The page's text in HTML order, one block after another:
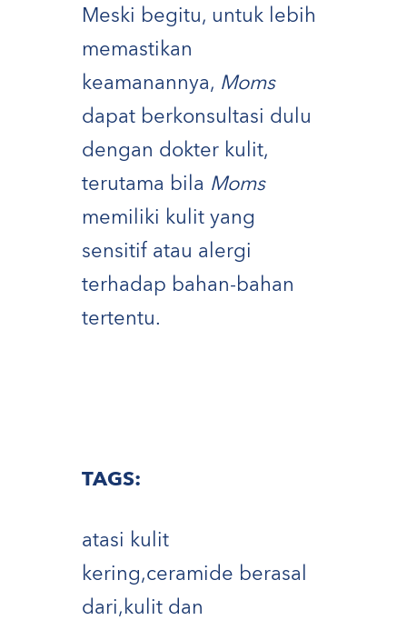
Meski begitu, untuk lebih
memastikan
keamanannya, Moms
dapat berkonsultasi dulu
dengan dokter kulit,
terutama bila Moms
memiliki kulit yang
sensitif atau alergi
terhadap bahan-bahan
tertentu.
TAGS:
atasi kulit
kering,ceramide berasal
dari, kulit dan